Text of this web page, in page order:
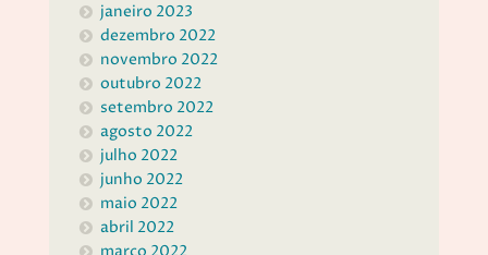
janeiro 2023
dezembro 2022
novembro 2022
outubro 2022
setembro 2022
agosto 2022
julho 2022
junho 2022
maio 2022
abril 2022